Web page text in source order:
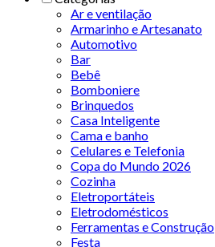
Ar e ventilação
Armarinho e Artesanato
Automotivo
Bar
Bebê
Bomboniere
Brinquedos
Casa Inteligente
Cama e banho
Celulares e Telefonia
Copa do Mundo 2026
Cozinha
Eletroportáteis
Eletrodomésticos
Ferramentas e Construção
Festa